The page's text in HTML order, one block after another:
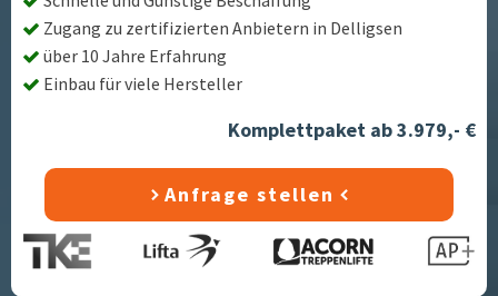
Zugang zu zertifizierten Anbietern in Delligsen
über 10 Jahre Erfahrung
Einbau für viele Hersteller
Komplettpaket ab 3.979,- €
Anfrage stellen